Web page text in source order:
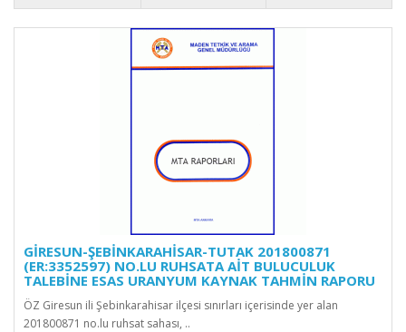
GİRESUN-ŞEBİNKARAHİSAR-TUTAK 201800871
(ER:3352597) NO.LU RUHSATA AİT BULUCULUK
TALEBİNE ESAS URANYUM KAYNAK TAHMİN RAPORU
ÖZ Giresun ili Şebinkarahisar ilçesi sınırları içerisinde yer alan
201800871 no.lu ruhsat sahası, ..